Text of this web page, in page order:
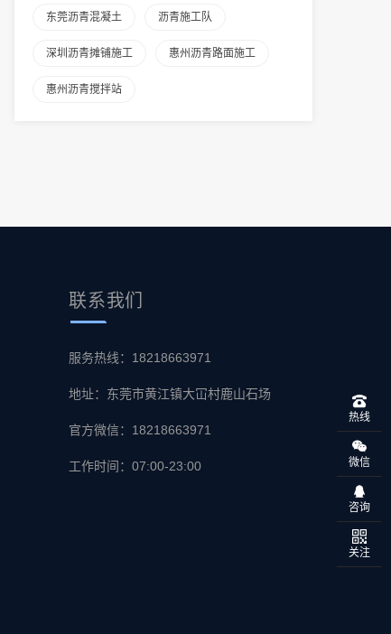
东莞沥青混凝土 沥青施工队
深圳沥青摊铺施工 惠州沥青路面施工
惠州沥青搅拌站
联系我们
服务热线：18218663971
地址：东莞市黄江镇大冚村鹿山石场
官方微信：18218663971
工作时间：07:00-23:00
热线
微信
咨询
关注